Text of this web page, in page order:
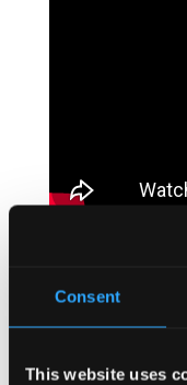
Consent
This website uses
Es geht um die
Suchen